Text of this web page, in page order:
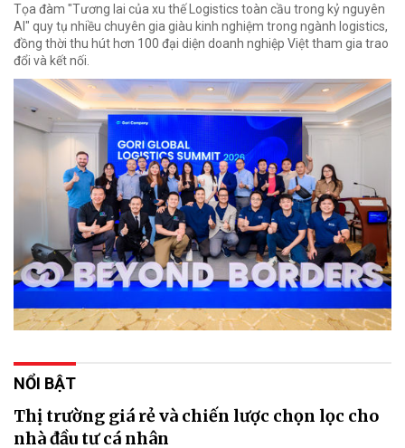
Tọa đàm "Tương lai của xu thế Logistics toàn cầu trong kỷ nguyên
AI" quy tụ nhiều chuyên gia giàu kinh nghiệm trong ngành logistics,
đồng thời thu hút hơn 100 đại diện doanh nghiệp Việt tham gia trao
đổi và kết nối.
NỔI BẬT
Thị trường giá rẻ và chiến lược chọn lọc cho
nhà đầu tư cá nhân